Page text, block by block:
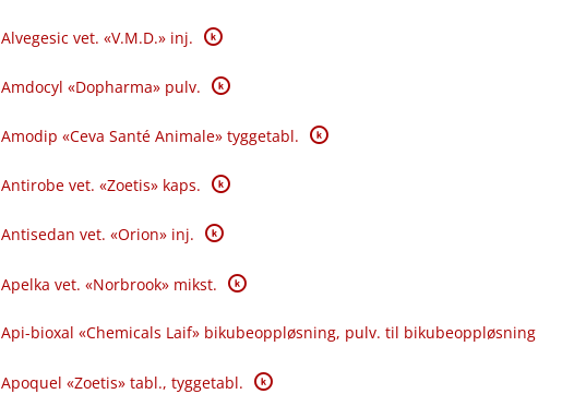
Alvegesic vet. «V.M.D.» inj. K
Amdocyl «Dopharma» pulv. K
Amodip «Ceva Santé Animale» tyggetabl. K
Antirobe vet. «Zoetis» kaps. K
Antisedan vet. «Orion» inj. K
Apelka vet. «Norbrook» mikst. K
Api-bioxal «Chemicals Laif» bikubeoppløsning, pulv. til bikubeoppløsning
Apoquel «Zoetis» tabl., tyggetabl. K